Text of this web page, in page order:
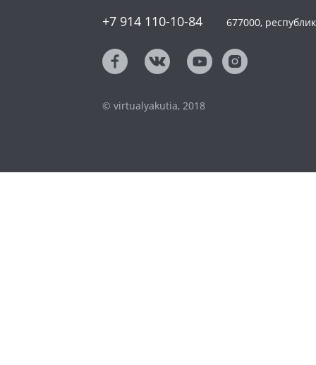
+7 914 110-10-84 677000,
© virtualyakutia, 2018